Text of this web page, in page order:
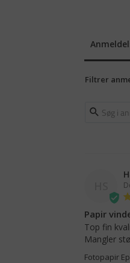
Filtrer
Papir
Top fin
Mangler
Fotopapir